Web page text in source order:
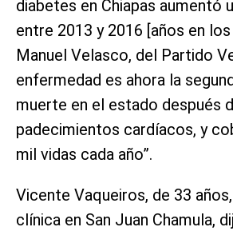
diabetes en Chiapas aumentó
entre 2013 y 2016 [años en
Manuel Velasco, del Partido
enfermedad es ahora la
muerte en el estado después
padecimientos cardíacos, y
mil vidas cada año”.
Vicente Vaqueiros, de 33
clínica en San Juan Chamula,